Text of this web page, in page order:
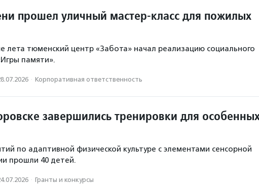
прошел уличный мастер-класс для пожилых
лета тюменский центр «Забота» начал реализацию социального
памяти».
· Корпоративная ответственность
завершились тренировки для
по адаптивной физической культуре с элементами сенсорной
прошли 40 детей.
· Гранты и конкурсы